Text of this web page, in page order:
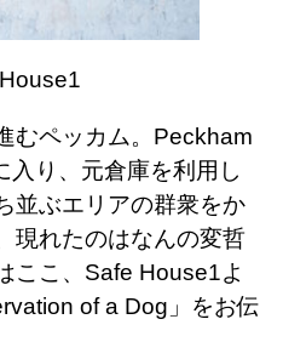
むペッカム。Peckham
入り、元倉庫を利用し
並ぶエリアの群衆をか
現れたのはなんの変哲
ここ、Safe House1よ
of a Dog」をお伝